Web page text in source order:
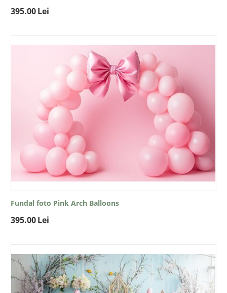
395.00Lei
Fundal foto Pink Arch Balloons
395.00Lei